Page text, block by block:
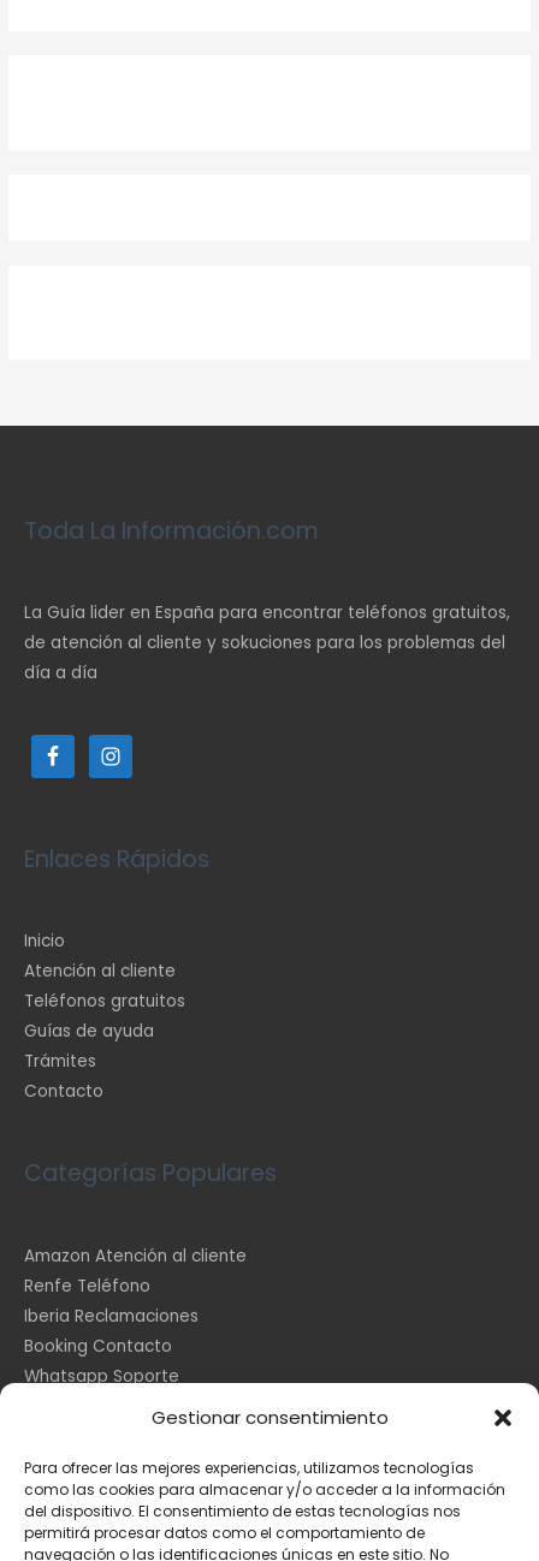
Gestionar consentimiento
Para ofrecer las mejores experiencias, utilizamos tecnologías
como las cookies para almacenar y/o acceder a la información
del dispositivo. El consentimiento de estas tecnologías nos
permitirá procesar datos como el comportamiento de
navegación o las identificaciones únicas en este sitio. No
Toda La Información.com
La Guía lider en España para encontrar teléfonos gratuitos,
de atención al cliente y sokuciones para los problemas del
día a día
Enlaces Rápidos
Inicio
Atención al cliente
Teléfonos gratuitos
Guías de ayuda
Trámites
Contacto
Categorías Populares
Amazon Atención al cliente
Renfe Teléfono
Iberia Reclamaciones
Booking Contacto
Whatsapp Soporte
Información Legal